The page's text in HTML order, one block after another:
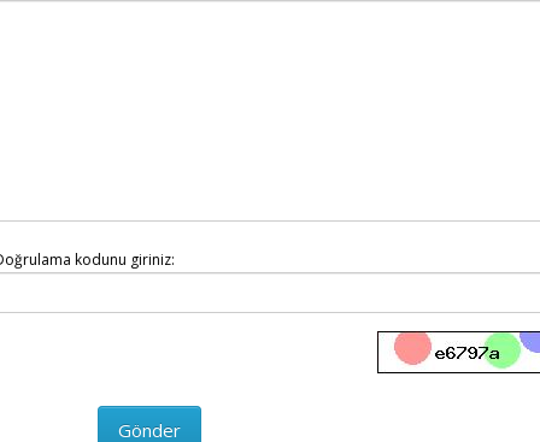
kodunu giriniz: